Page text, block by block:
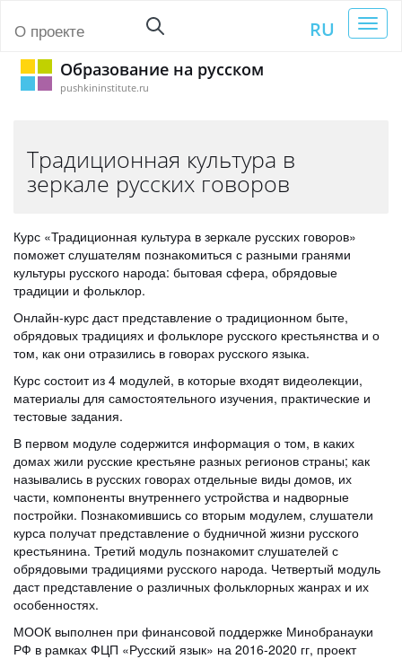
О проекте RU
Образование на русском
pushkininstitute.ru
Традиционная культура в
зеркале русских говоров
Курс «Традиционная культура в зеркале русских говоров»
поможет слушателям познакомиться с разными гранями
культуры русского народа: бытовая сфера, обрядовые
традиции и фольклор.
Онлайн-курс даст представление о традиционном быте,
обрядовых традициях и фольклоре русского крестьянства и о
том, как они отразились в говорах русского языка.
Курс состоит из 4 модулей, в которые входят видеолекции,
материалы для самостоятельного изучения, практические и
тестовые задания.
В первом модуле содержится информация о том, в каких
домах жили русские крестьяне разных регионов страны; как
назывались в русских говорах отдельные виды домов, их
части, компоненты внутреннего устройства и надворные
постройки. Познакомившись со вторым модулем, слушатели
курса получат представление о будничной жизни русского
крестьянина. Третий модуль познакомит слушателей с
обрядовыми традициями русского народа. Четвертый модуль
даст представление о различных фольклорных жанрах и их
особенностях.
МООК выполнен при финансовой поддержке Минобранауки
РФ в рамках ФЦП «Русский язык» на 2016-2020 гг, проект